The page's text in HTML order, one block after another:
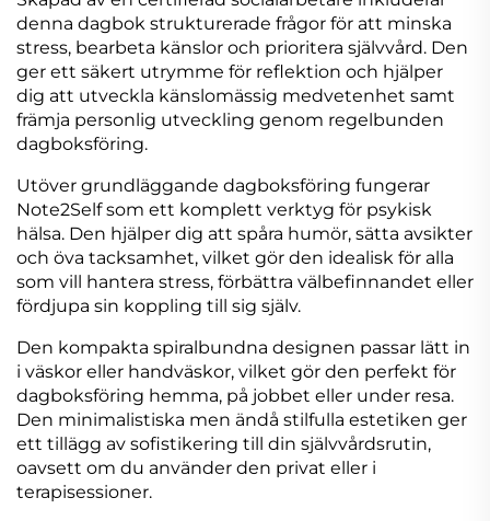
denna dagbok strukturerade frågor för att minska
stress, bearbeta känslor och prioritera självvård. Den
ger ett säkert utrymme för reflektion och hjälper
dig att utveckla känslomässig medvetenhet samt
främja personlig utveckling genom regelbunden
dagboksföring.
Utöver grundläggande dagboksföring fungerar
Note2Self som ett komplett verktyg för psykisk
hälsa. Den hjälper dig att spåra humör, sätta avsikter
och öva tacksamhet, vilket gör den idealisk för alla
som vill hantera stress, förbättra välbefinnandet eller
fördjupa sin koppling till sig själv.
Den kompakta spiralbundna designen passar lätt in
i väskor eller handväskor, vilket gör den perfekt för
dagboksföring hemma, på jobbet eller under resa.
Den minimalistiska men ändå stilfulla estetiken ger
ett tillägg av sofistikering till din självvårdsrutin,
oavsett om du använder den privat eller i
terapisessioner.